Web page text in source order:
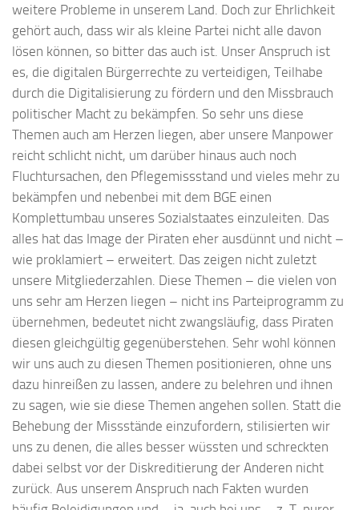
weitere Probleme in unserem Land. Doch zur Ehrlichkeit
gehört auch, dass wir als kleine Partei nicht alle davon
lösen können, so bitter das auch ist. Unser Anspruch ist
es, die digitalen Bürgerrechte zu verteidigen, Teilhabe
durch die Digitalisierung zu fördern und den Missbrauch
politischer Macht zu bekämpfen. So sehr uns diese
Themen auch am Herzen liegen, aber unsere Manpower
reicht schlicht nicht, um darüber hinaus auch noch
Fluchtursachen, den Pflegemissstand und vieles mehr zu
bekämpfen und nebenbei mit dem BGE einen
Komplettumbau unseres Sozialstaates einzuleiten. Das
alles hat das Image der Piraten eher ausdünnt und nicht –
wie proklamiert – erweitert. Das zeigen nicht zuletzt
unsere Mitgliederzahlen. Diese Themen – die vielen von
uns sehr am Herzen liegen – nicht ins Parteiprogramm zu
übernehmen, bedeutet nicht zwangsläufig, dass Piraten
diesen gleichgültig gegenüberstehen. Sehr wohl können
wir uns auch zu diesen Themen positionieren, ohne uns
dazu hinreißen zu lassen, andere zu belehren und ihnen
zu sagen, wie sie diese Themen angehen sollen. Statt die
Behebung der Missstände einzufordern, stilisierten wir
uns zu denen, die alles besser wüssten und schreckten
dabei selbst vor der Diskreditierung der Anderen nicht
zurück. Aus unserem Anspruch nach Fakten wurden